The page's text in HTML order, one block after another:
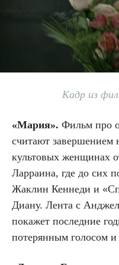
Кадр из
«Мария». Фильм про
считают завершением
культовых женщинах
Ларраина, где до сих
Жаклин Кеннеди и
Диану. Лента с
покажет последние
потерянным голосом и